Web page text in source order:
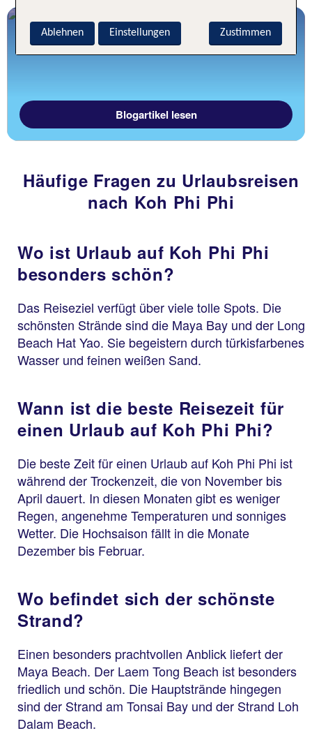
Inselhopping Thailand
Ein Besuch bei Nemo
Blogartikel lesen
Häufige Fragen zu Urlaubsreisen
nach Koh Phi Phi
Wo ist Urlaub auf Koh Phi Phi
besonders schön?
Das Reiseziel verfügt über viele tolle Spots. Die
schönsten Strände sind die Maya Bay und der Long
Beach Hat Yao. Sie begeistern durch türkisfarbenes
Wasser und feinen weißen Sand.
Wann ist die beste Reisezeit für
einen Urlaub auf Koh Phi Phi?
Die beste Zeit für einen Urlaub auf Koh Phi Phi ist
während der Trockenzeit, die von November bis
April dauert. In diesen Monaten gibt es weniger
Regen, angenehme Temperaturen und sonniges
Wetter. Die Hochsaison fällt in die Monate
Dezember bis Februar.
Wo befindet sich der schönste
Strand?
Einen besonders prachtvollen Anblick liefert der
Maya Beach. Der Laem Tong Beach ist besonders
friedlich und schön. Die Hauptstrände hingegen
sind der Strand am Tonsai Bay und der Strand Loh
Dalam Beach.
Zustimmen
Ablehnen Einstellungen